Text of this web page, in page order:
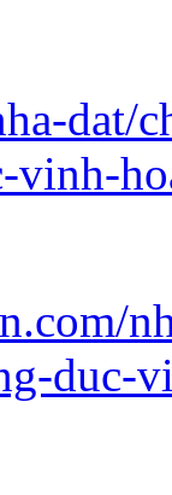
dat/
vinh-
duc-